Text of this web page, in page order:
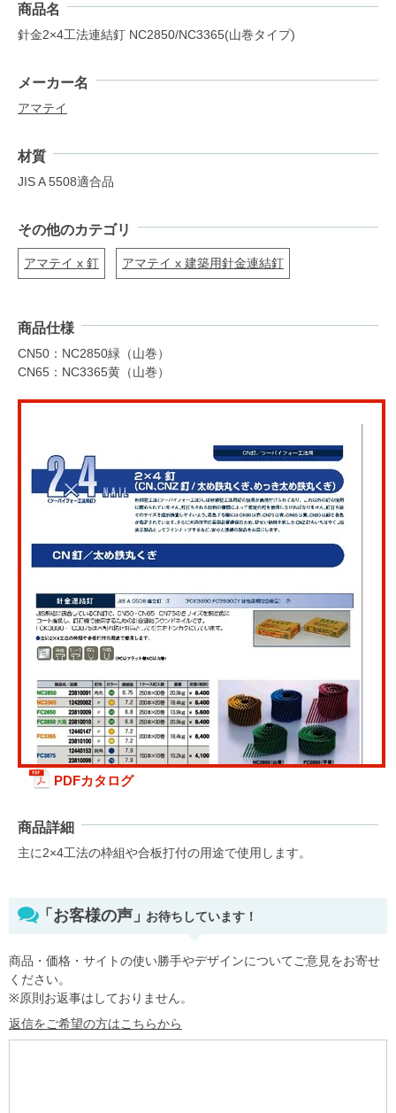
商品名
針金2×4工法連結釘 NC2850/NC3365(山巻タイプ)
メーカー名
アマテイ
材質
JIS A 5508適合品
その他のカテゴリ
アマテイ x 釘 アマテイ x 建築用針金連結釘
商品仕様
CN50：NC2850緑（山巻）
CN65：NC3365黄（山巻）
PDFカタログ
商品詳細
主に2×4工法の枠組や合板打付の用途で使用します。
「お客様の声」お待ちしています！
商品・価格・サイトの使い勝手やデザインについてご意見をお寄せ
ください。
※原則お返事はしておりません。
返信をご希望の方はこちらから